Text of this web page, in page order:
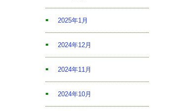
2025年1月
2024年12月
2024年11月
2024年10月